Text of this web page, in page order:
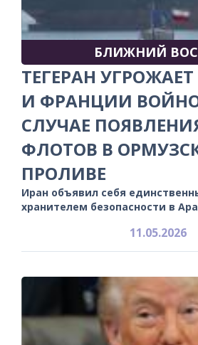
БЛИЖНИЙ
ТЕГЕРАН
И ФРАНЦИИ
СЛУЧАЕ
ФЛОТОВ В
ПРОЛИВЕ
Иран объявил себя
хранителем безопасности в
11.05.2026